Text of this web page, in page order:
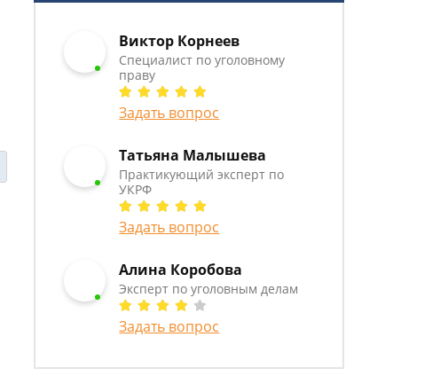
Виктор Корнеев
Cпециалист по уголовному
праву
Задать вопрос
Татьяна Малышева
Практикующий эксперт по
УКРФ
Задать вопрос
Алина Коробова
Эксперт по уголовным делам
Задать вопрос